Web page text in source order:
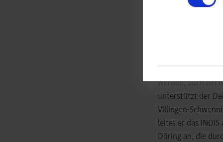
werden, auch ein
unterstützt der
Villingen-
leitet er das
Döring an, die